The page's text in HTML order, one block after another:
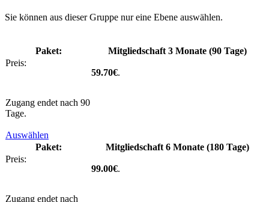
Sie können aus dieser Gruppe nur eine Ebene auswählen.
Mitgliedschaft 3 Monate (90 Tage)
59.70€.
Zugang endet nach 90
Tage.
Auswählen
Mitgliedschaft 6 Monate (180 Tage)
99.00€.
Zugang endet nach